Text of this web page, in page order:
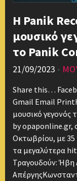
Η Panik
μουσικό
το Panik
21/09/2023 •
Share this…
Gmail Email
μουσικό γεγονός
by opaponline.gr,
Οκτωβρίου, με 35
τα μεγαλύτερα
Τραγουδούν: Ήβη